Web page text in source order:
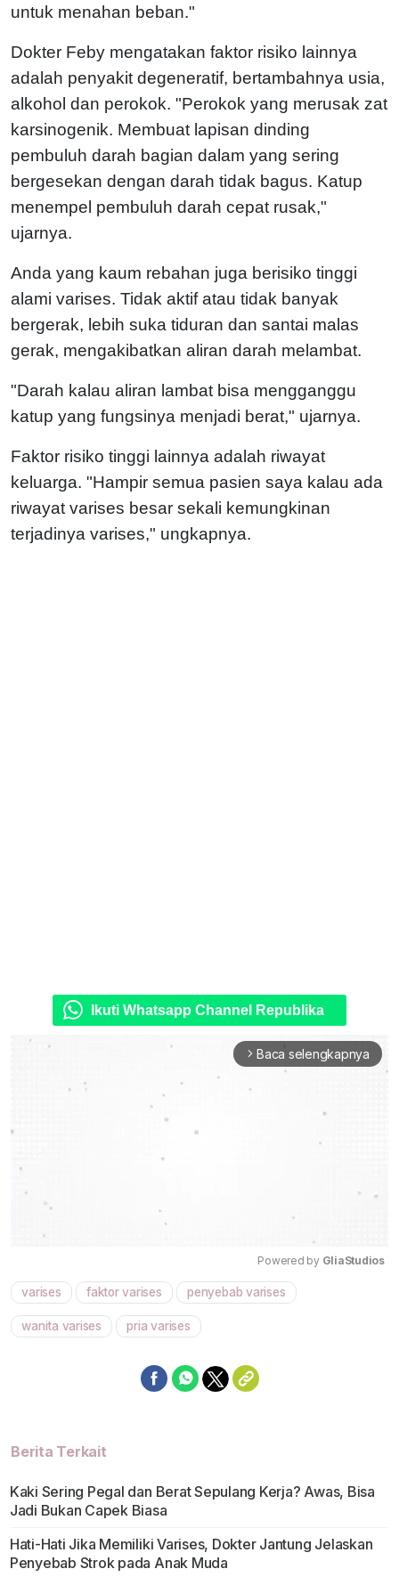
untuk menahan beban."
Dokter Feby mengatakan faktor risiko lainnya
adalah penyakit degeneratif, bertambahnya usia,
alkohol dan perokok. "Perokok yang merusak zat
karsinogenik. Membuat lapisan dinding
pembuluh darah bagian dalam yang sering
bergesekan dengan darah tidak bagus. Katup
menempel pembuluh darah cepat rusak,"
ujarnya.
Anda yang kaum rebahan juga berisiko tinggi
alami varises. Tidak aktif atau tidak banyak
bergerak, lebih suka tiduran dan santai malas
gerak, mengakibatkan aliran darah melambat.
"Darah kalau aliran lambat bisa mengganggu
katup yang fungsinya menjadi berat," ujarnya.
Faktor risiko tinggi lainnya adalah riwayat
keluarga. "Hampir semua pasien saya kalau ada
riwayat varises besar sekali kemungkinan
terjadinya varises," ungkapnya.
Ikuti Whatsapp Channel Republika
arrow_forward_ios Baca selengkapnya
Powered by GliaStudios
varises faktor varises penyebab varises
wanita varises pria varises
Berita Terkait
Kaki Sering Pegal dan Berat Sepulang Kerja? Awas, Bisa
Jadi Bukan Capek Biasa
Hati-Hati Jika Memiliki Varises, Dokter Jantung Jelaskan
Penyebab Strok pada Anak Muda